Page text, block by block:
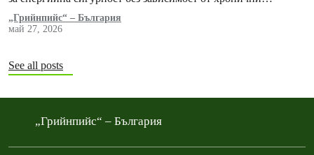
замърсители
„Грийнпийс“ – България
май 27, 2026
See all posts
„Грийнпийс“ – България